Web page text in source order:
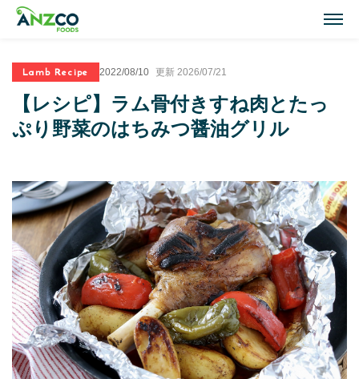
Lamb Recipes
ラム肉のおすすめレシピ
Our Products
商品紹介(ラム肉・牛肉)
Topics
トピックス
About ANZCO Foods
アンズコフーズとは
Lamb Recipe 2022/08/10 更新 2026/07/21
【レシピ】ラム骨付きすね肉とたっ
ぷり野菜のはちみつ醤油グリル